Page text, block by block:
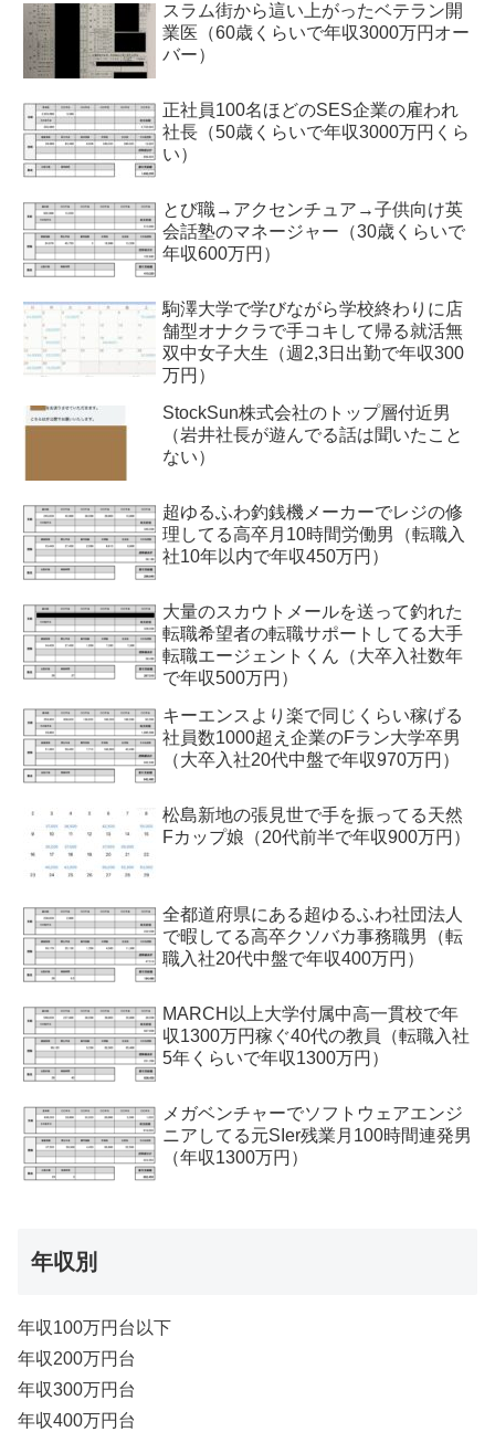
スラム街から這い上がったベテラン開
業医（60歳くらいで年収3000万円オー
バー）
正社員100名ほどのSES企業の雇われ
社長（50歳くらいで年収3000万円くら
い）
とび職→アクセンチュア→子供向け英
会話塾のマネージャー（30歳くらいで
年収600万円）
駒澤大学で学びながら学校終わりに店
舗型オナクラで手コキして帰る就活無
双中女子大生（週2,3日出勤で年収300
万円）
StockSun株式会社のトップ層付近男
（岩井社長が遊んでる話は聞いたこと
ない）
超ゆるふわ釣銭機メーカーでレジの修
理してる高卒月10時間労働男（転職入
社10年以内で年収450万円）
大量のスカウトメールを送って釣れた
転職希望者の転職サポートしてる大手
転職エージェントくん（大卒入社数年
で年収500万円）
キーエンスより楽で同じくらい稼げる
社員数1000超え企業のFラン大学卒男
（大卒入社20代中盤で年収970万円）
松島新地の張見世で手を振ってる天然
Fカップ娘（20代前半で年収900万円）
全都道府県にある超ゆるふわ社団法人
で暇してる高卒クソバカ事務職男（転
職入社20代中盤で年収400万円）
MARCH以上大学付属中高一貫校で年
収1300万円稼ぐ40代の教員（転職入社
5年くらいで年収1300万円）
メガベンチャーでソフトウェアエンジ
ニアしてる元SIer残業月100時間連発男
（年収1300万円）
年収別
年収100万円台以下
年収200万円台
年収300万円台
年収400万円台